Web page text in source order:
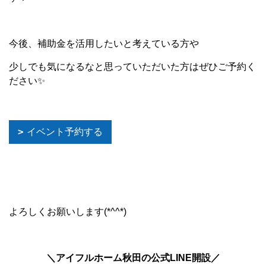
今後、補助金を活用したいと考えている方や
少しでも気になるなと思っていただいた方はぜひご予約く
ださい✨
イベント予約する
よろしくお願いします(*^^*)
＼アイフルホーム秋田の公式LINE開設／